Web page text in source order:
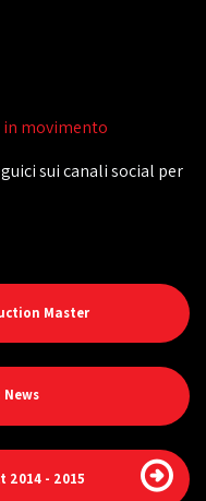
in movimento
sui canali social per
Master
2014 - 2015